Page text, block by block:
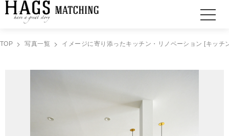
TOP 写真一覧 イメージに寄り添ったキッチン・リノベーション [キッチ